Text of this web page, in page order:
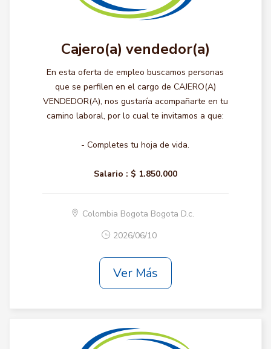
Cajero(a) vendedor(a)
En esta oferta de empleo buscamos personas
que se perfilen en el cargo de CAJERO(A)
VENDEDOR(A), nos gustaría acompañarte en tu
camino laboral, por lo cual te invitamos a que:
- Completes tu hoja de vida.
Salario : $ 1.850.000
Colombia Bogota Bogota D.c.
2026/06/10
Ver Más